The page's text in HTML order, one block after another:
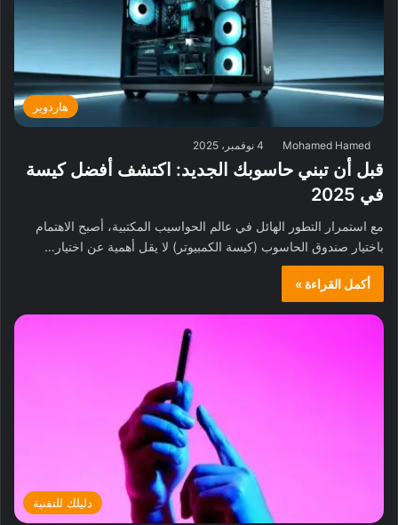
هاردوير
Mohamed Hamed 4 نوفمبر، 2025
قبل أن تبني حاسوبك الجديد: اكتشف أفضل كيسة
في 2025
مع استمرار التطور الهائل في عالم الحواسيب المكتبية، أصبح الاهتمام
باختيار صندوق الحاسوب (كيسة الكمبيوتر) لا يقل أهمية عن اختيار…
أكمل القراءة »
دليلك للتقنية